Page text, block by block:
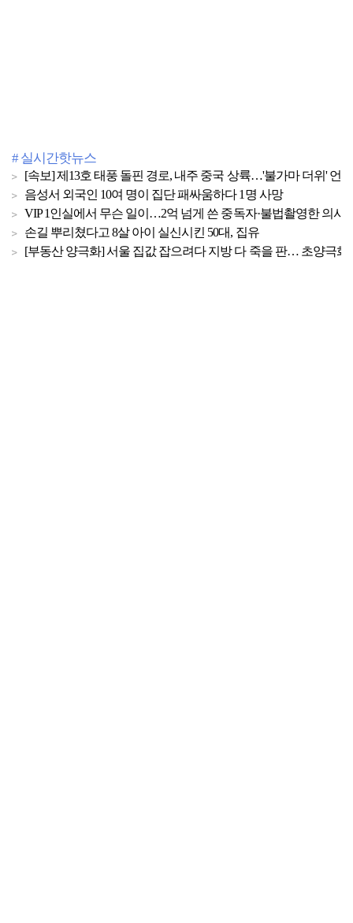
# 실시간핫뉴스
[속보] 제13호 태풍 돌핀 경로, 내주 중국 상륙…'불가마 더위' 언
음성서 외국인 10여 명이 집단 패싸움하다 1명 사망
VIP 1인실에서 무슨 일이…2억 넘게 쓴 중독자·불법촬영한 의사
손길 뿌리쳤다고 8살 아이 실신시킨 50대, 집유
[부동산 양극화] 서울 집값 잡으려다 지방 다 죽을 판… 초양극화